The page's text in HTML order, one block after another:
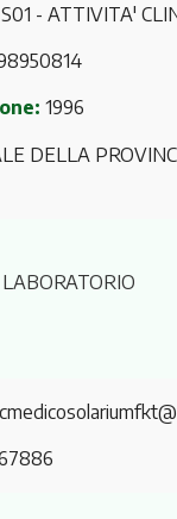
S01 - ATTIVITA'
1996
DELLA